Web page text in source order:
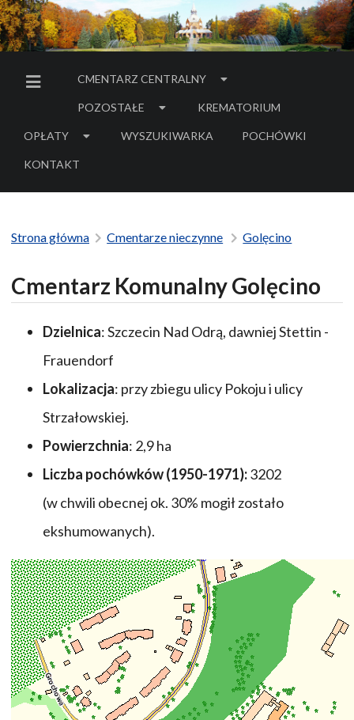
MENU BOCZNE
CMENTARZ CENTRALNY
POZOSTAŁE KREMATORIUM
OPŁATY WYSZUKIWARKA POCHÓWKI
- LINK DO SERWISU
KONTAKT
Strona główna Cmentarze nieczynne Golęcino
Cmentarz Komunalny Golęcino
Dzielnica: Szczecin Nad Odrą, dawniej Stettin -
Frauendorf
Lokalizacja: przy zbiegu ulicy Pokoju i ulicy
Strzałowskiej.
Powierzchnia: 2,9 ha
Liczba pochówków (1950-1971):3202
(w chwili obecnej ok. 30% mogił zostało
ekshumowanych).